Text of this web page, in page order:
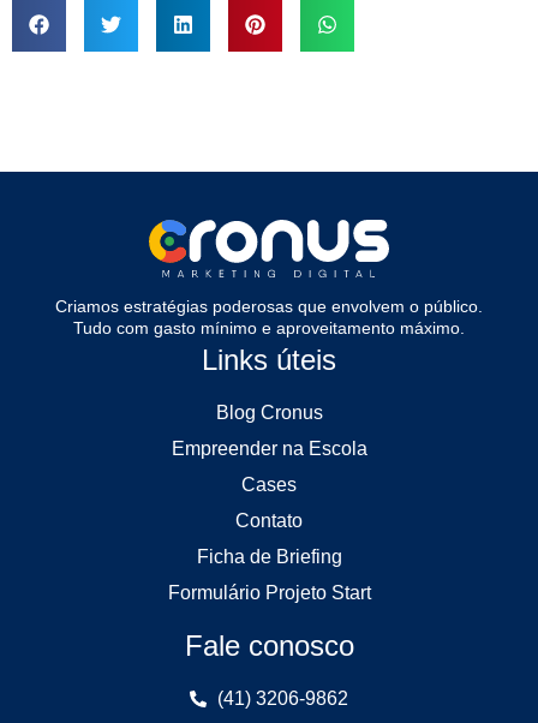
Criamos estratégias poderosas que envolvem o público.
Tudo com gasto mínimo e aproveitamento máximo.
Links úteis
Blog Cronus
Empreender na Escola
Cases
Contato
Ficha de Briefing
Formulário Projeto Start
Fale conosco
(41) 3206-9862